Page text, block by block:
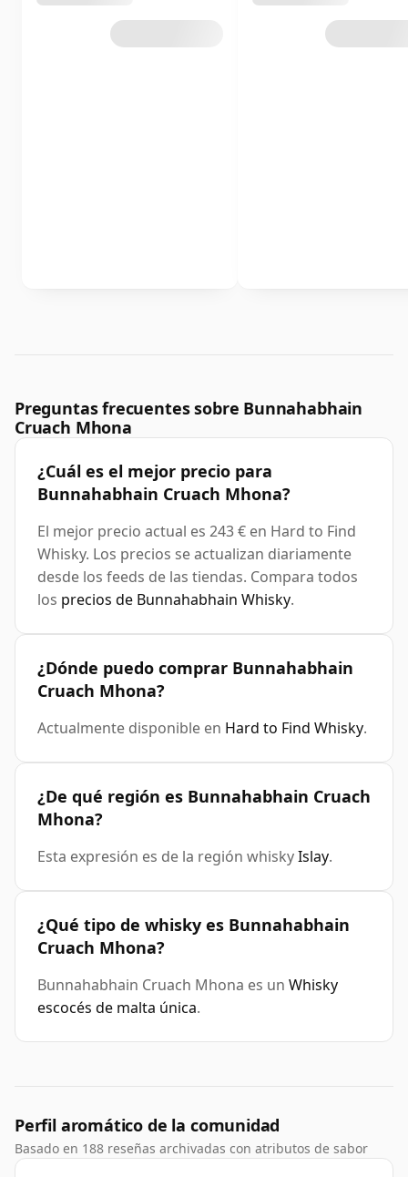
Preguntas frecuentes sobre Bunnahabhain
Cruach Mhona
¿Cuál es el mejor precio para
Bunnahabhain Cruach Mhona?
El mejor precio actual es 243 € en Hard to Find
Whisky. Los precios se actualizan diariamente
desde los feeds de las tiendas. Compara todos
los precios de Bunnahabhain Whisky.
¿Dónde puedo comprar Bunnahabhain
Cruach Mhona?
Actualmente disponible en Hard to Find Whisky.
¿De qué región es Bunnahabhain Cruach
Mhona?
Esta expresión es de la región whiskyIslay.
¿Qué tipo de whisky es Bunnahabhain
Cruach Mhona?
Bunnahabhain Cruach Mhona es un Whisky
escocés de malta única.
Perfil aromático de la comunidad
Basado en 188 reseñas archivadas con atributos de sabor